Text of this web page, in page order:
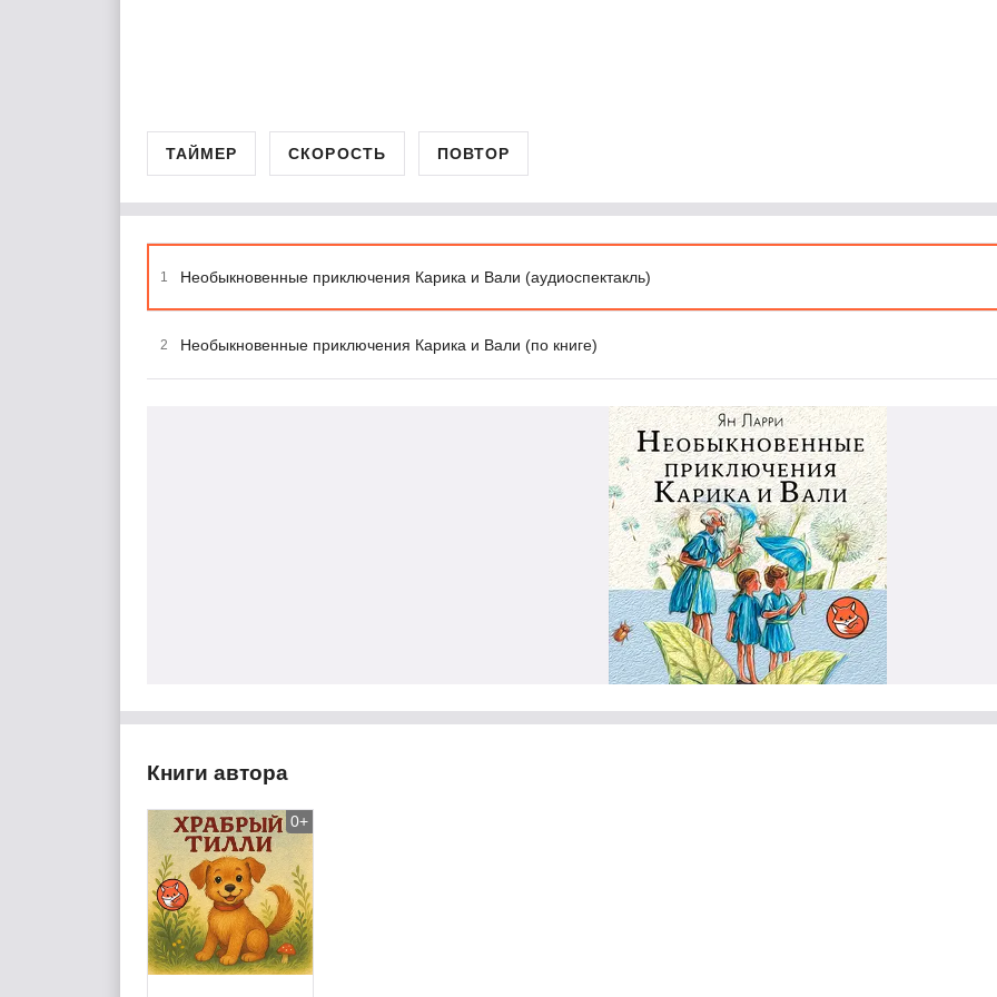
ТАЙМЕР СКОРОСТЬ ПОВТОР
1 Необыкновенные приключения Карика и Вали (аудиоспектакль)
2 Необыкновенные приключения Карика и Вали (по книге)
Книги автора
0+